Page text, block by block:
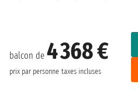
balcon de 4 368 €
prix par personne taxes incluses